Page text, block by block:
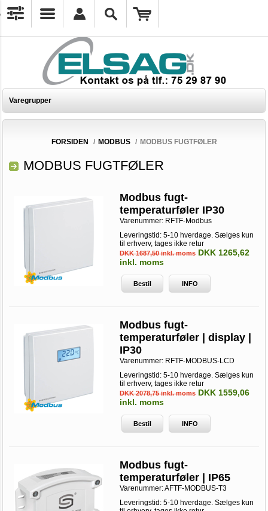
Varegrupper
FORSIDEN / MODBUS / MODBUS FUGTFØLER
MODBUS FUGTFØLER
Modbus fugt-
temperaturføler IP30
Varenummer: RFTF-Modbus
Leveringstid: 5-10 hverdage. Sælges kun
til erhverv, tages ikke retur
DKK 1687,50 inkl. moms DKK 1265,62
inkl. moms
Bestil INFO
Modbus fugt-
temperaturføler | display |
IP30
Varenummer: RFTF-MODBUS-LCD
Leveringstid: 5-10 hverdage. Sælges kun
til erhverv, tages ikke retur
DKK 2078,75 inkl. moms DKK 1559,06
inkl. moms
Bestil INFO
Modbus fugt-
temperaturføler | IP65
Varenummer:AFTF-MODBUS-T3
Leveringstid: 5-10 hverdage. Sælges kun